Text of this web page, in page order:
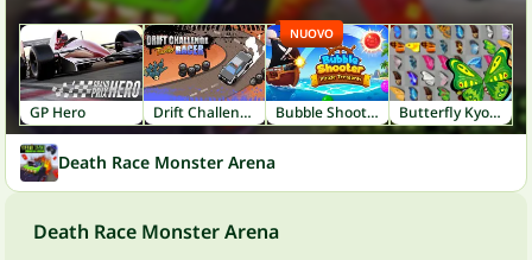
GP Hero Drift Challenge Turbo Racer Bubble Shooter: Pirate Treasures
NUOVO
Butterfly Kyodai
Death Race Monster Arena
Death Race Monster Arena